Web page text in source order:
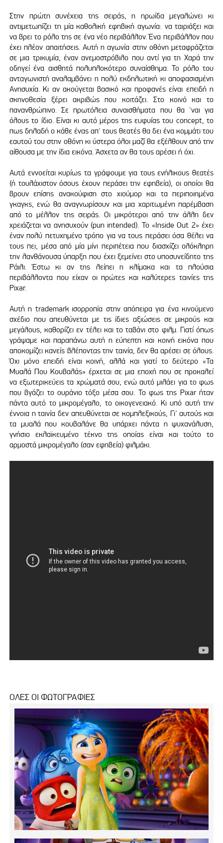
Στην πρώτη συνέχεια της σειράς, η ηρωίδα μεγαλώνει κι
αντιμετωπίζει τη μία καθολική εφηβική αγωνία: να ταιριάξει και
να βρει το ρόλο της σε ένα νέο περιβάλλον. Ένα περιβάλλον που
έχει πλέον απαιτήσεις. Αυτή η αγωνία στην οθόνη μεταφράζεται
σε μια τρικυμία, έναν ανεμοστρόβιλο που αντί για τη Χαρά την
οδηγεί ένα αισθητά πολυπλοκότερο συναίσθημα. Το ρόλο του
ανταγωνιστή αναλαμβάνει η πολύ εκδηλωτική κι αποφασισμένη
Ανησυχία. Κι αν ακούγεται βασικό και προφανές είναι επειδή η
σκηνοθεσία ξέρει ακριβώς που κοιτάζει. Στο κοινό και το
πανανθρώπινο. Σε πρωτόλεια συναισθήματα που θα 'ναι για
όλους το ίδιο. Είναι κι αυτό μέρος της ευφυίας του concept, το
πως δηλαδή ο κάθε ένας απ' τους θεατές θα δει ένα κομμάτι του
εαυτού του στην οθόνη κι ύστερα όλοι μαζί θα εξέλθουν από την
αίθουσα με την ίδια εικόνα. Άσχετα αν θα τους αρέσει ή όχι.
Αυτά εννοείται κυρίως τα γράφουμε για τους ενήλικους θεατές
(ή τουλάχιστον όσους έχουν περάσει την εφηβεία), οι οποίοι θα
βρουν επίσης ανακούφιση στο χιούμορ και τα περιποιημένα
γκαγκς, ενώ θα αναγνωρίσουν και μια χαριτωμένη παρέμβαση
από το μέλλον της σειράς. Οι μικρότεροι από την άλλη δεν
χρειάζεται να ανησυχούν (pun intended). Το «Inside Out 2» έχει
έναν πολύ πετυχημένο τρόπο για να τους περάσει όσα θέλει να
τους πει, μέσα από μία μίνι περιπέτεια που διασχίζει ολόκληρη
την λανθάνουσα ύπαρξη που έχει ξεμείνει στο υποσυνείδητο της
Ράιλι. Έστω κι αν της λείπει η κλίμακα και τα πλούσια
περιβάλλοντα που είχαν οι πρώτες και καλύτερες ταινίες της
Pixar.
Αυτή η trademark ισορροπία στην απόπειρα για ένα κινούμενο
σχέδιο που απευθύνεται με τις ίδιες αξιώσεις σε μικρούς και
μεγάλους, καθορίζει εν τέλει και το ταβάνι στο φιλμ. Γιατί όπως
γράψαμε και παραπάνω αυτή η εύπεπτη και κοινή εικόνα που
αποκομίζει κανείς βλέποντας την ταινία, δεν θα αρέσει σε όλους.
Όχι μόνο επειδή είναι κοινή, αλλά και γιατί το δεύτερο «Τα
Μυαλά Που Κουβαλάς» έρχεται σε μια εποχή που σε προκαλεί
να εξωτερικεύεις τα χρώματά σου, ενώ αυτό μιλάει για το φως
που βγάζει το ουράνιο τόξο μέσα σου. Το φως της Pixar ήταν
πάντα αυτό το μικρομέγαλο, το οικογενειακό. Κι υπό αυτή την
έννοια η ταινία δεν απευθύνεται σε κομπλεξικούς, Γι' αυτούς και
τα μυαλά που κουβαλάνε θα υπάρχει πάντα η ψυχανάλυση,
γνήσιο εκλαϊκευμένο τέκνο της οποίας είναι και τούτο το
αρμοστά μικρομέγαλο (σαν εφηβεία) φιλμάκι.
ΟΛΕΣ ΟΙ ΦΩΤΟΓΡΑΦΙΕΣ